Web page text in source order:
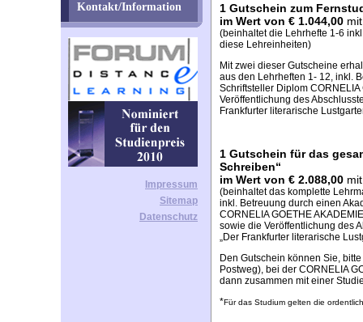
Kontakt/Information
Impressum
Sitemap
Datenschutz
1 Gutschein zum
im Wert von € 1.044,00
(beinhaltet die Lehrhefte 1-6
diese Lehreinheiten)
Mit zwei dieser Gutscheine
aus den Lehrheften 1- 12, inkl.
Schriftsteller Diplom
Veröffentlichung des
Frankfurter literarische
1 Gutschein für das
Schreiben“
im Wert von € 2.088,00
(beinhaltet das komplette
inkl. Betreuung durch einen
CORNELIA GOETHE AKADEMIE
sowie die Veröffentlichung des
„Der Frankfurter literarische
Den Gutschein können Sie,
Postweg), bei der CORNELIA
dann zusammen mit einer
*Für das Studium gelten die